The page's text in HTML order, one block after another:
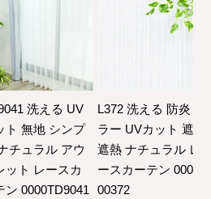
洗える UV
ト 無地 シンプ
チュラル アウ
ット レースカ
ン 0000TD9041
L372 洗える 防炎 ミ
ラー UVカット 遮像
遮熱 ナチュラル レ
ースカーテン 00000
00372